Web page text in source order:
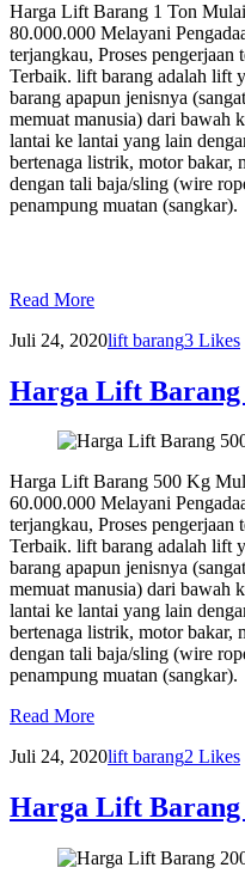
Harga Lift Barang 1 Ton
80.000.000 Melayani
terjangkau, Proses
Terbaik. lift barang adalah lift
barang apapun jenisnya
memuat manusia) dari bawah
lantai ke lantai yang lain
bertenaga listrik, motor bakar,
dengan tali baja/sling (wire
penampung muatan (sangkar).
Read More
Juli 24, 2020lift barang3 Likes
Harga Lift Barang
Harga Lift Barang 500 Kg
60.000.000 Melayani
terjangkau, Proses
Terbaik. lift barang adalah lift
barang apapun jenisnya
memuat manusia) dari bawah
lantai ke lantai yang lain
bertenaga listrik, motor bakar,
dengan tali baja/sling (wire
penampung muatan (sangkar).
Read More
Juli 24, 2020lift barang2 Likes
Harga Lift Barang